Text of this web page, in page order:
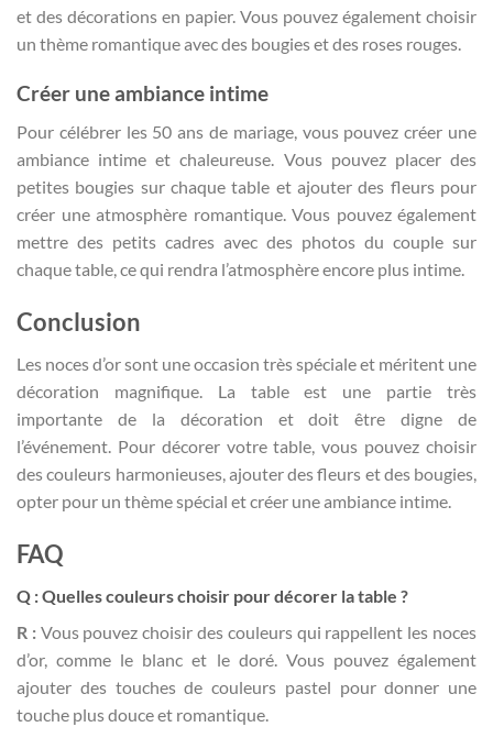
et des décorations en papier. Vous pouvez également choisir
un thème romantique avec des bougies et des roses rouges.
Créer une ambiance intime
Pour célébrer les 50 ans de mariage, vous pouvez créer une
ambiance intime et chaleureuse. Vous pouvez placer des
petites bougies sur chaque table et ajouter des fleurs pour
créer une atmosphère romantique. Vous pouvez également
mettre des petits cadres avec des photos du couple sur
chaque table, ce qui rendra l’atmosphère encore plus intime.
Conclusion
Les noces d’or sont une occasion très spéciale et méritent une
décoration magnifique. La table est une partie très
importante de la décoration et doit être digne de
l’événement. Pour décorer votre table, vous pouvez choisir
des couleurs harmonieuses, ajouter des fleurs et des bougies,
opter pour un thème spécial et créer une ambiance intime.
FAQ
Q : Quelles couleurs choisir pour décorer la table ?
R :Vous pouvez choisir des couleurs qui rappellent les noces
d’or, comme le blanc et le doré. Vous pouvez également
ajouter des touches de couleurs pastel pour donner une
touche plus douce et romantique.